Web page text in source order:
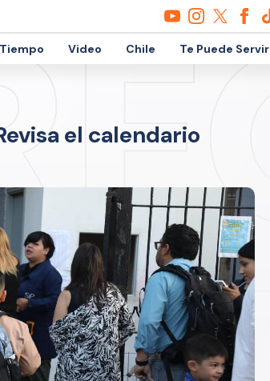
Video Chile Te Puede Servir
el calendario